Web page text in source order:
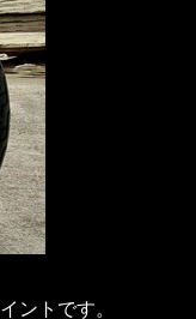
ントです。